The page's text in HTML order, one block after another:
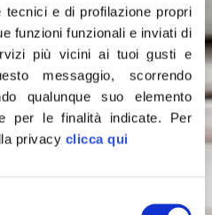
e di profilazione propri
funzioni funzionali e inviati di
più vicini ai tuoi gusti e
messaggio, scorrendo
qualunque suo elemento
per le finalità indicate. Per
privacy clicca qui